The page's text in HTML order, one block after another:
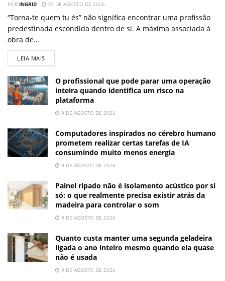
POR INGRID 10 DE AGOSTO DE 2026
“Torna-te quem tu és” não significa encontrar uma profissão
predestinada escondida dentro de si. A máxima associada à
obra de...
LEIA MAIS
O profissional que pode parar uma operação
inteira quando identifica um risco na
plataforma
9 DE AGOSTO DE 2026
Computadores inspirados no cérebro humano
prometem realizar certas tarefas de IA
consumindo muito menos energia
9 DE AGOSTO DE 2026
Painel ripado não é isolamento acústico por si
só: o que realmente precisa existir atrás da
madeira para controlar o som
9 DE AGOSTO DE 2026
Quanto custa manter uma segunda geladeira
ligada o ano inteiro mesmo quando ela quase
não é usada
9 DE AGOSTO DE 2026